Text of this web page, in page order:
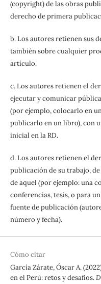
(copyright) de las obras
derecho de primera
b. Los autores retienen sus
también sobre cualquier
artículo.
c. Los autores retienen el
ejecutar y comunicar
(por ejemplo, colocarlo en
publicarlo en un libro), con
inicial en la RD.
d. Los autores retienen el
publicación de su trabajo,
de aquel (por ejemplo: una
conferencias, tesis, o para
fuente de publicación
número y fecha).
Cómo citar
García Zárate, Óscar A.
en el Perú: retos y desafíos.